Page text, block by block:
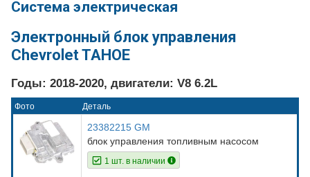
Система электрическая
Электронный блок управления
Chevrolet TAHOE
Годы: 2018-2020, двигатели: V8 6.2L
Фото Деталь
23382215 GM
блок управления топливным насосом
1 шт. в наличии